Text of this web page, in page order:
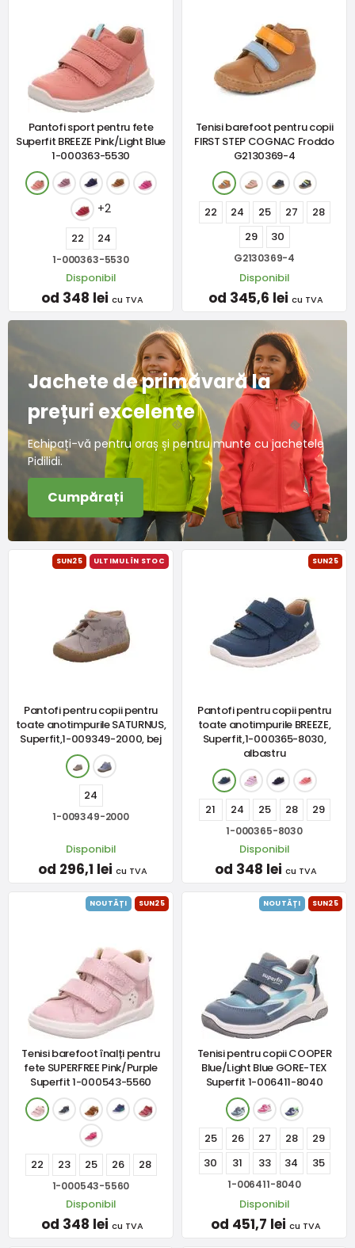
Pantofi sport pentru fete
Superfit BREEZE Pink/Light Blue
1-000363-5530
+2
22 24
1-000363-5530
Disponibil
od 348 lei cu TVA
Tenisi barefoot pentru copii
FIRST STEP COGNAC Froddo
G2130369-4
22 24 25 27
28
29
30
G2130369-4
Disponibil
od 345,6 lei cu TVA
Jachete de primăvară la
prețuri excelente
Echipați-vă pentru oraș și pentru munte cu jachetele
Pidilidi.
Cumpărați
SUN25 ULTIMUL ÎN STOC
Pantofi pentru copii pentru
toate anotimpurile SATURNUS,
Superfit,1-009349-2000, bej
24
1-009349-2000
Disponibil
od 296,1 lei cu TVA
SUN25
Pantofi pentru copii pentru
toate anotimpurile BREEZE,
Superfit,1-000365-8030,
albastru
21 24 25 28 29
1-000365-8030
Disponibil
od 348 lei cu TVA
NOUTĂȚI SUN25
Tenisi barefoot înalți pentru
fete SUPERFREE Pink/Purple
Superfit 1-000543-5560
22 23 25 26 28
1-000543-5560
Disponibil
od 348 lei cu TVA
NOUTĂȚI SUN25
Tenisi pentru copii COOPER
Blue/Light Blue GORE-TEX
Superfit 1-006411-8040
25 26 27 28
29
30
31 33 34 35
1-006411-8040
Disponibil
od 451,7 lei cu TVA